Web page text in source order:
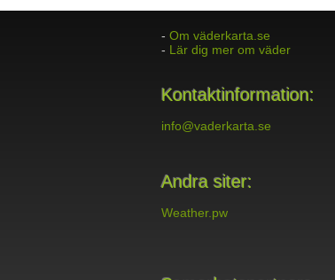
- Om väderkarta.se
- Lär dig mer om väder
Kontaktinformation:
info@vaderkarta.se
Andra siter:
Weather.pw